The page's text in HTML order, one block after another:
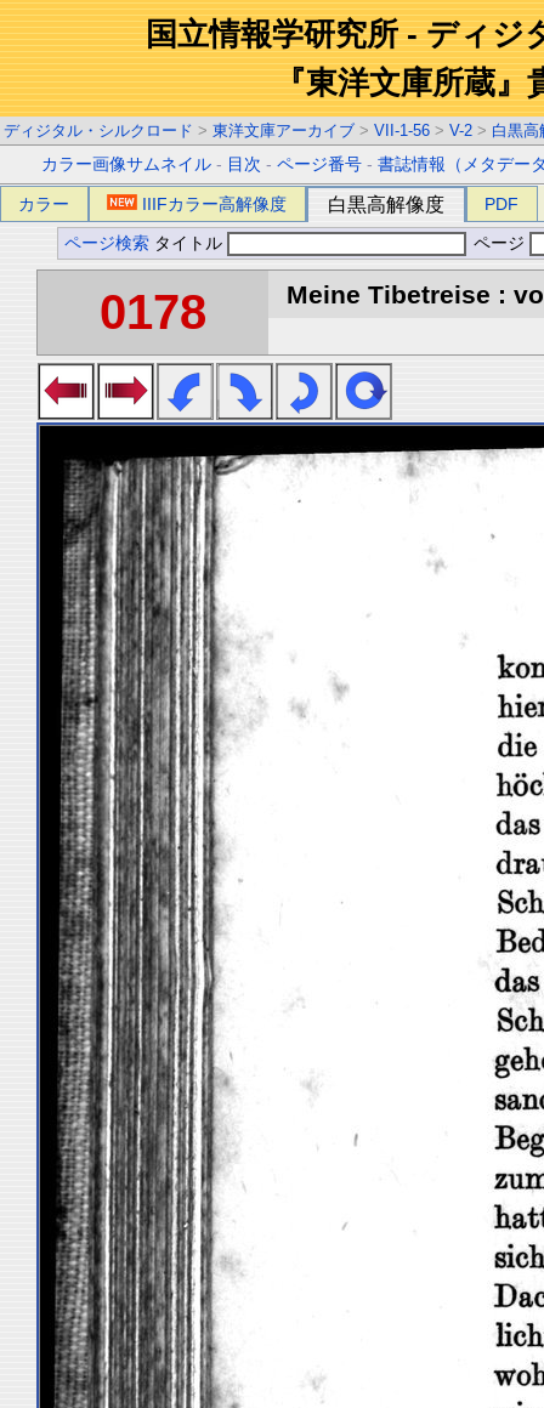
国立情報学研究所 - ディジ
『東洋文庫所蔵』
ディジタル・シルクロード > 東洋文庫アーカイブ > VII-1-56 > V-2 > 白黒高
カラー画像サムネイル - 目次 -ページ番号 -書誌情報（メタデー
カラー IIIFカラー高解像度 白黒高解像度 PDF
ページ検索 タイトル ページ
0178 Meine Tibetreise :